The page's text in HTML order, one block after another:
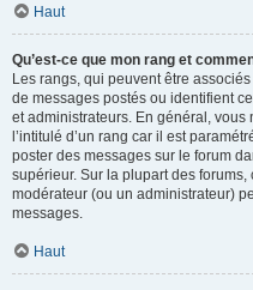
Haut
Qu’est-ce que mon rang et
Les rangs, qui peuvent être
de messages postés ou identifient
et administrateurs. En général,
l’intitulé d’un rang car il est
poster des messages sur le forum
supérieur. Sur la plupart des
modérateur (ou un administrateur)
messages.
Haut